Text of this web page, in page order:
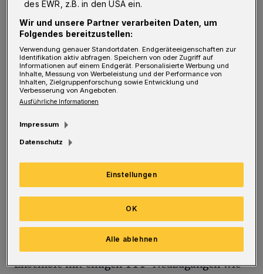
Erfahrung dazu, um eigene Akzente zu setzen.
Jens Kalkhorst bringt nicht nur die Sterne zum
Strahlen, die der französische Autor
erschaffen hat, sondern auch neue „Stars“ auf
die Bühne des freien Theaters.
Stina Schnickmann brilliert als kleiner Prinz,
der seinen Planeten verlässt, um Freunde zu
finden. Die junge Darstellerin gibt ihrer Figur
glücklich (wenn er seine Rose betrachtet),
meist neugierig (wenn er neue Leute oder
Tiere trifft), aber auch traurig und
melancholisch bis hin zu depressiv. Ihr zur
Seite steht ein großes und großartiges
Ensemble mit einigen TTT-Neuzugängen wie
des EWR, z.B. in den USA ein.
Wir und unsere Partner verarbeiten Daten, um
Folgendes bereitzustellen:
Verwendung genauer Standortdaten. Endgeräteeigenschaften zur
Identifikation aktiv abfragen. Speichern von oder Zugriff auf
Informationen auf einem Endgerät. Personalisierte Werbung und
Inhalte, Messung von Werbeleistung und der Performance von
Inhalten, Zielgruppenforschung sowie Entwicklung und
Verbesserung von Angeboten.
Ausführliche Informationen
Impressum
Datenschutz
Einstellungen
Alle ablehnen
OK